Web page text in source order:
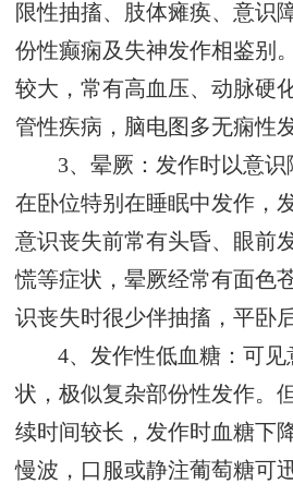
限性抽搐、肢体瘫痪、意识
份性癫痫及失神发作相鉴别
较大，常有高血压、动脉硬
管性疾病，脑电图多无痫性
3、晕厥：发作时以意
在卧位特别在睡眠中发作，
意识丧失前常有头昏、眼前
慌等症状，晕厥经常有面色
识丧失时很少伴抽搐，平卧
4、发作性低血糖：可
状，极似复杂部份性发作。
续时间较长，发作时血糖下
慢波，口服或静注葡萄糖可